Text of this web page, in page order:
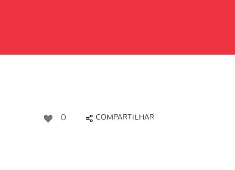
0 COMPARTILHAR